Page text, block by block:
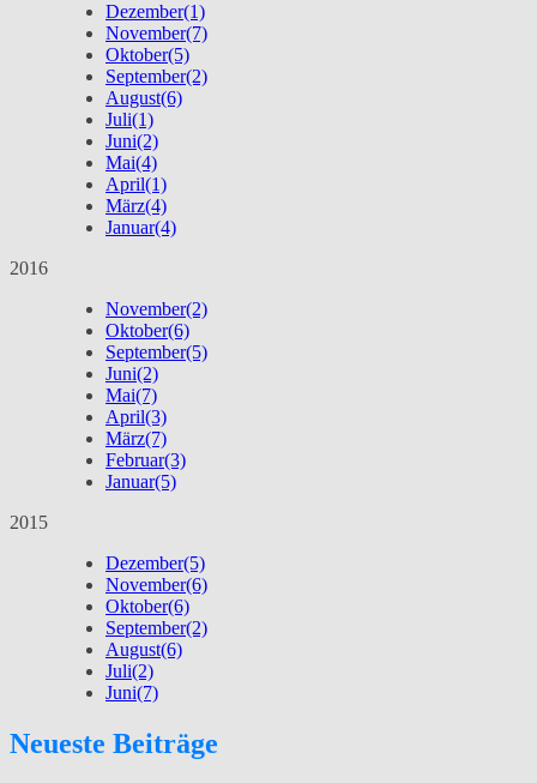
Dezember(1)
November(7)
Oktober(5)
September(2)
August(6)
Juli(1)
Juni(2)
Mai(4)
April(1)
März(4)
Januar(4)
2016
November(2)
Oktober(6)
September(5)
Juni(2)
Mai(7)
April(3)
März(7)
Februar(3)
Januar(5)
2015
Dezember(5)
November(6)
Oktober(6)
September(2)
August(6)
Juli(2)
Juni(7)
Neueste Beiträge